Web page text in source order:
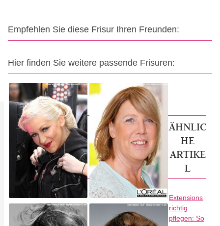
Empfehlen Sie diese Frisur Ihren Freunden:
Hier finden Sie weitere passende Frisuren:
ÄHNLIC
HE
ARTIKE
L
Extensions
richtig
pflegen: So